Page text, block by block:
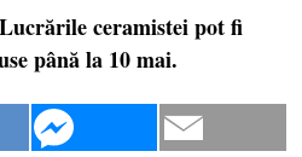
Lucrările ceramistei pot fi
până la 10 mai.